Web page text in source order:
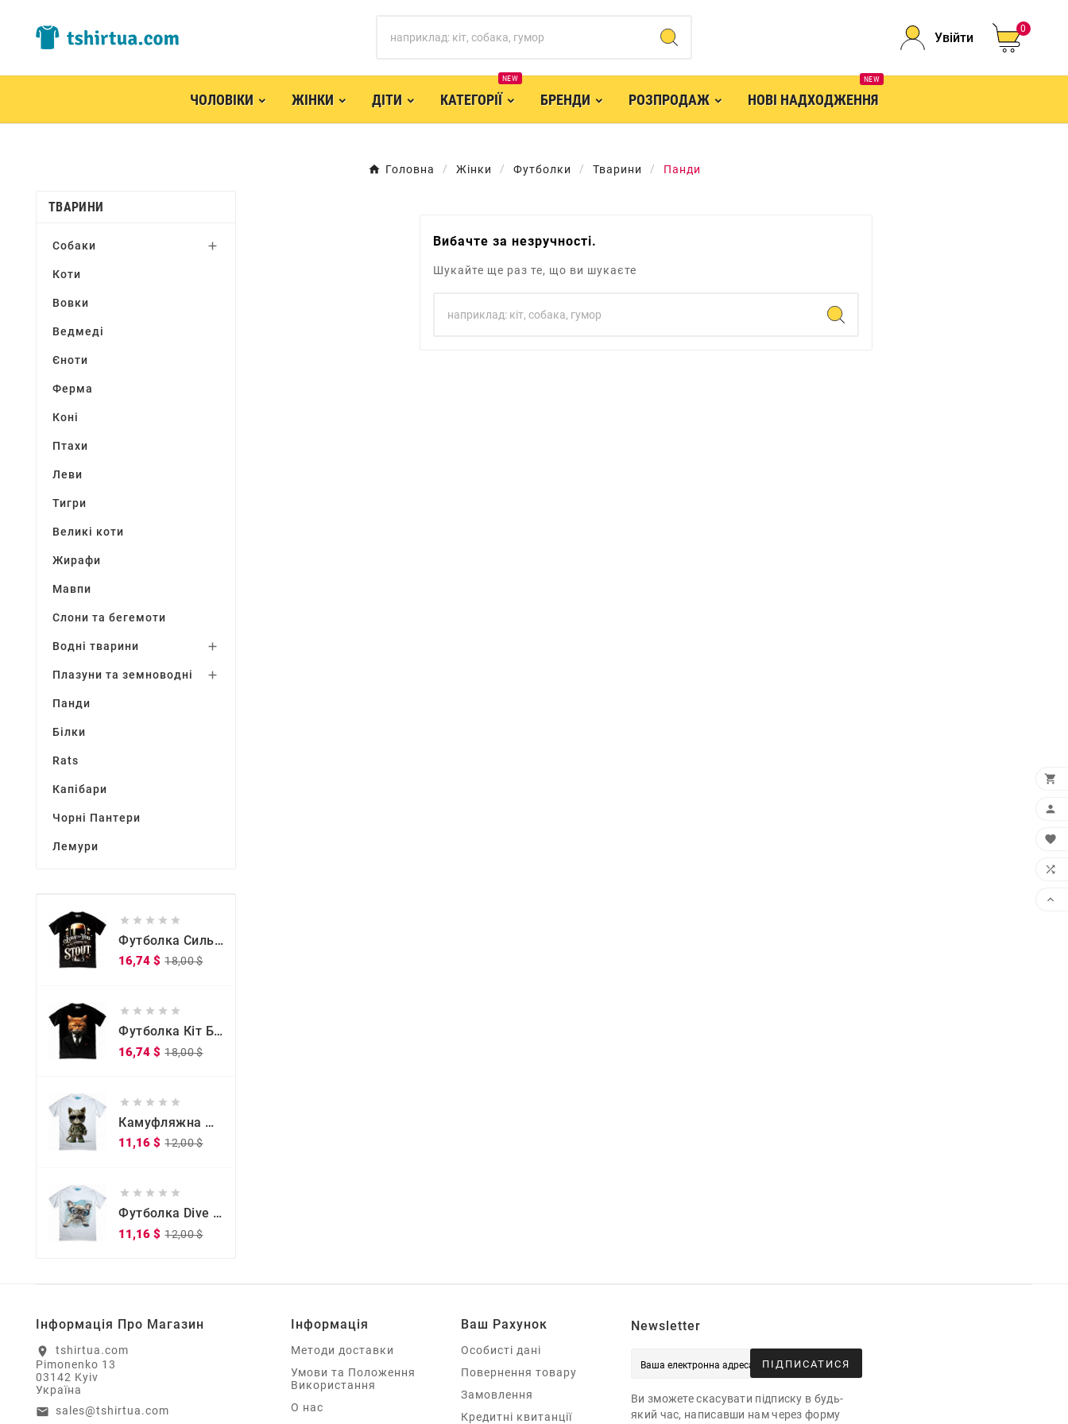
Увійти
0
ЧОЛОВІКИ ЖІНКИ ДІТИ КАТЕГОРІЇ
NEW
БРЕНДИ РОЗПРОДАЖ НОВІ НАДХОДЖЕННЯ
NEW
Головна Жінки Футболки Тварини Панди
ТВАРИНИ
Собаки 
Коти
Вовки
Ведмеді
Єноти
Ферма
Коні
Птахи
Леви
Тигри
Великі коти
Жирафи
Мавпи
Слони та бегемоти
Водні тварини 
Плазуни та земноводні 
Панди
Білки
Rats
Капібари
Чорні Пантери
Лемури
    
Футболка Сильна, Як Міцне Кохання
16,74 $ 18,00 $
    
Футболка Кіт Бос
16,74 $ 18,00 $
    
Камуфляжна Футболка Kitty Commander
11,16 $ 12,00 $
    
Футболка Dive Doggy Dive Doggy
11,16 $ 12,00 $
Вибачте за незручності.
Шукайте ще раз те, що ви шукаєте
Інформація Про Магазин
location_on
tshirtua.com
Pimonenko 13
03142 Kyiv
Україна
email sales@tshirtua.com
Інформація
Методи доставки
Умови та Положення
Використання
О нас
Ваш Рахунок
Особисті дані
Повернення товару
Замовлення
Кредитні квитанції
Newsletter
ПІДПИСАТИСЯ
Ви зможете скасувати підписку в будь-
який час, написавши нам через форму




